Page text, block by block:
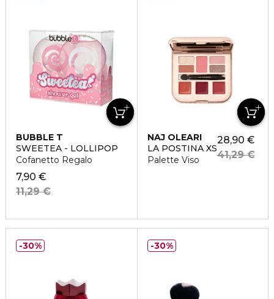
BUBBLE T
SWEETEA - LOLLIPOP
Cofanetto Regalo
7,90 €
11,29 €
NAJ OLEARI
LA POSTINA XS
Palette Viso
28,90 €
41,29 €
30% 30%